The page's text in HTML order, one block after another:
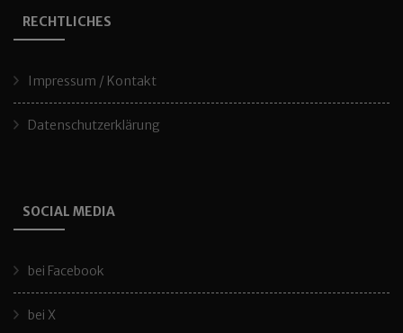
RECHTLICHES
Impressum / Kontakt
Datenschutzerklärung
SOCIAL MEDIA
bei Facebook
bei X